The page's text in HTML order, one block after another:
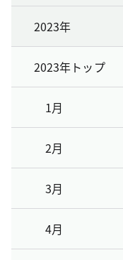
2023年
2023年トップ
1月
2月
3月
4月